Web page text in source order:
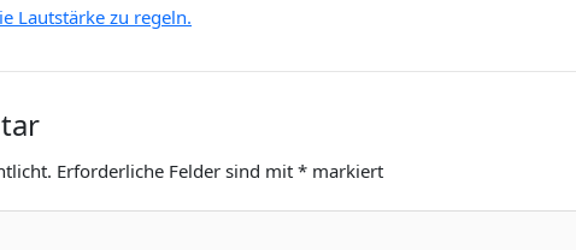
Lautstärke zu regeln.
Erforderliche Felder sind mit * markiert